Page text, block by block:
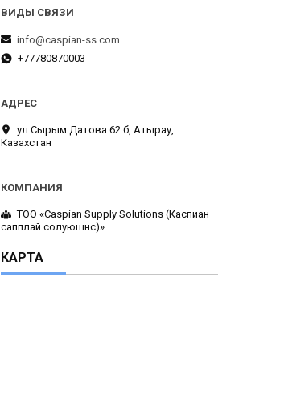
info@caspian-ss.com
+77780870003
ул.Сырым Датова 62 б, Атырау,
Казахстан
ТОО «Caspian Supply Solutions (Каспиан
сапплай солуюшнс)»
КАРТА